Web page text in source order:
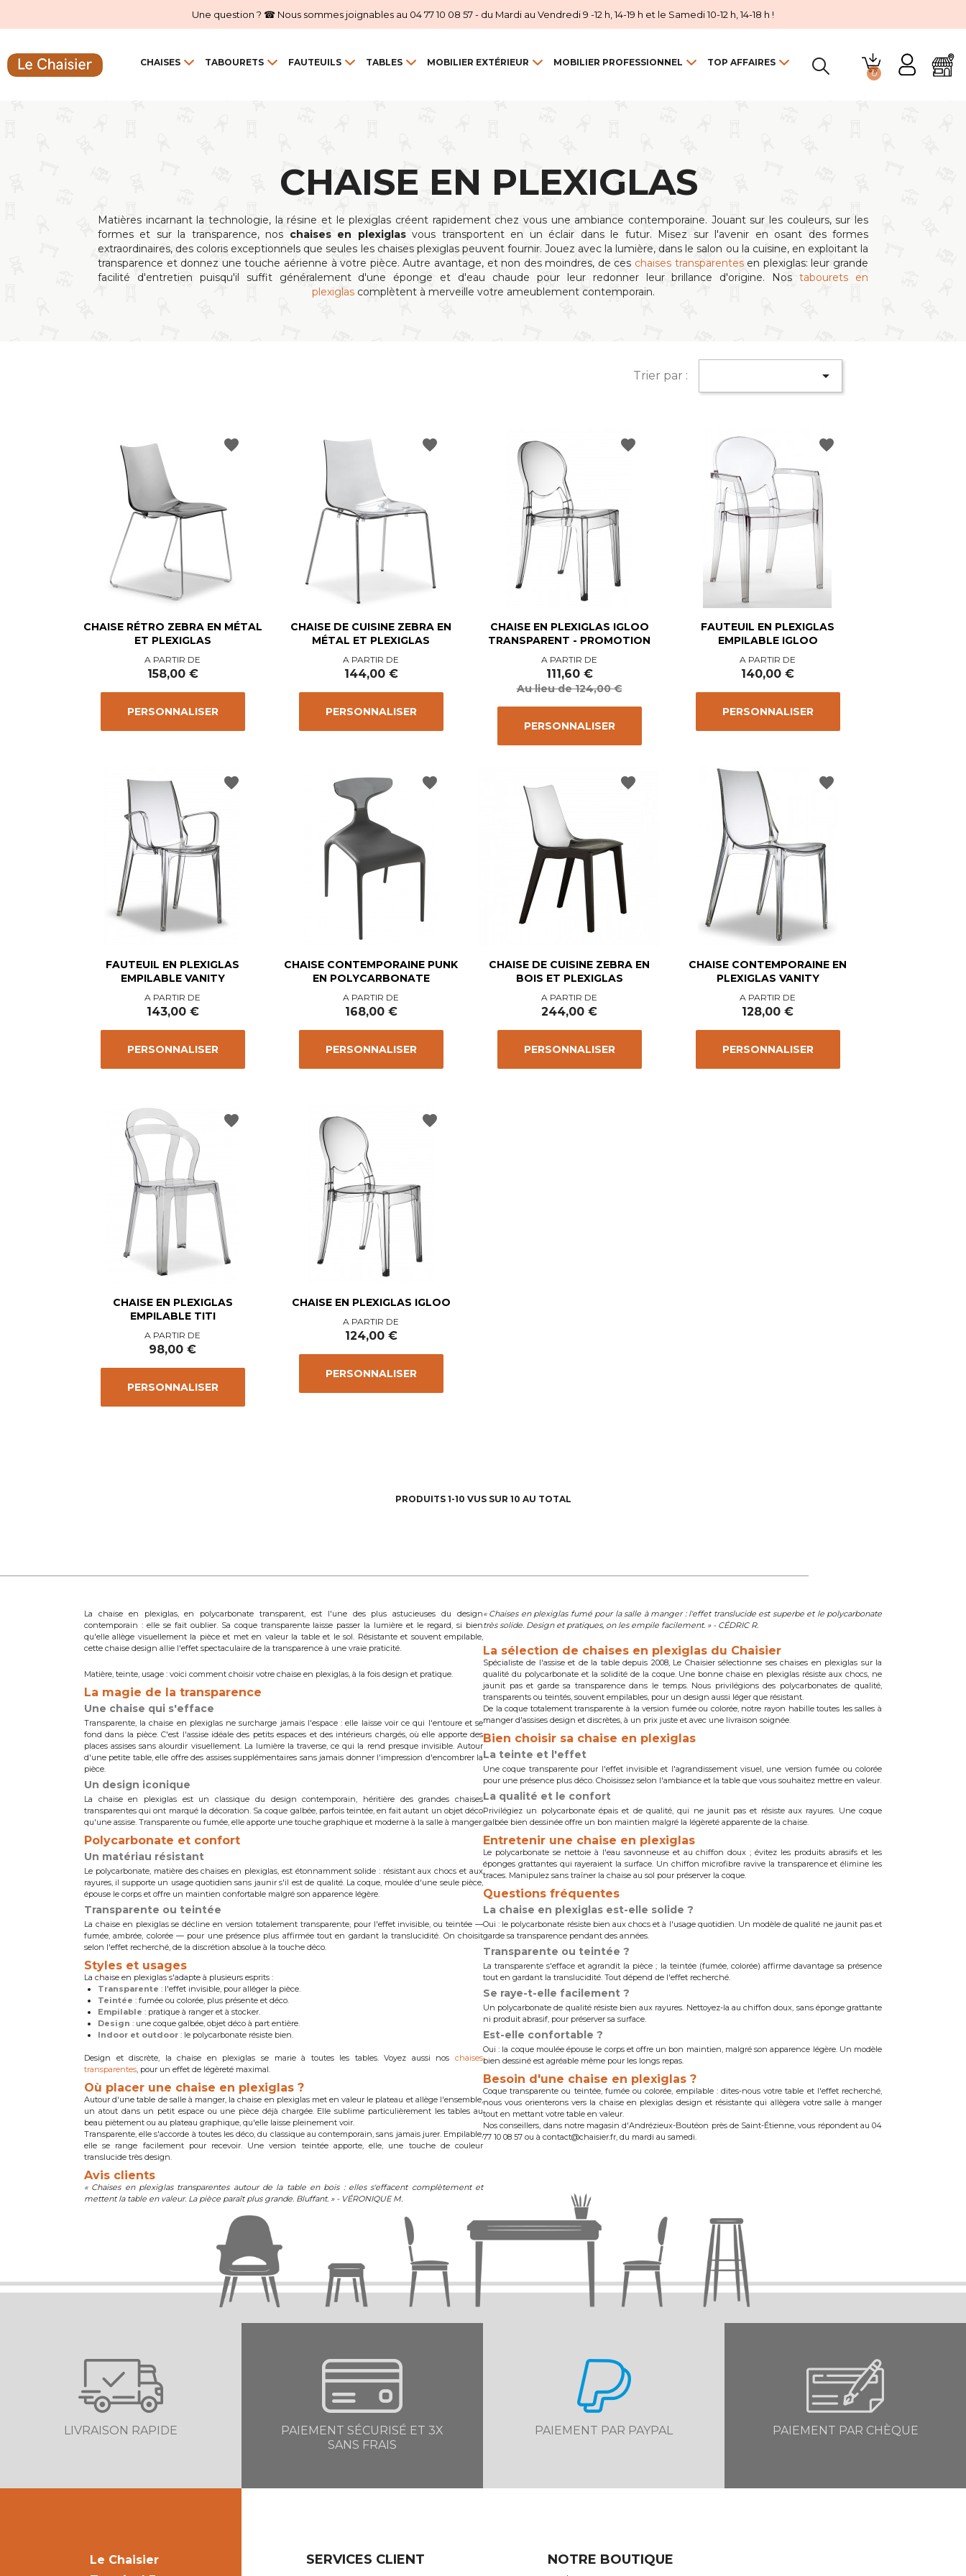
Une question ? ☎ Nous sommes joignables au 04 77 10 08 57 - du Mardi au Vendredi 9 -12 h, 14-19 h et le Samedi 10-12 h, 14-18 h !
CHAISES TABOURETS FAUTEUILS TABLES MOBILIER EXTÉRIEUR MOBILIER PROFESSIONNEL TOP AFFAIRES
0
CHAISE EN PLEXIGLAS
Matières incarnant la technologie, la résine et le plexiglas créent rapidement chez vous une ambiance contemporaine. Jouant sur les couleurs, sur les
formes et sur la transparence, nos chaises en plexiglasvous transportent en un éclair dans le futur. Misez sur l'avenir en osant des formes
extraordinaires, des coloris exceptionnels que seules les chaises plexiglas peuvent fournir. Jouez avec la lumière, dans le salon ou la cuisine, en exploitant la
transparence et donnez une touche aérienne à votre pièce. Autre avantage, et non des moindres, de ces chaises transparentesen plexiglas: leur grande
facilité d'entretien puisqu'il suffit généralement d'une éponge et d'eau chaude pour leur redonner leur brillance d'origine. Nostabourets en
plexiglascomplètent à merveille votre ameublement contemporain.
Trier par : 
CHAISE RÉTRO ZEBRA EN MÉTAL
ET PLEXIGLAS
Prix
A PARTIR DE
158,00 €
PERSONNALISER
favorite
CHAISE DE CUISINE ZEBRA EN
MÉTAL ET PLEXIGLAS
Prix
A PARTIR DE
144,00 €
PERSONNALISER
favorite
CHAISE EN PLEXIGLAS IGLOO
TRANSPARENT - PROMOTION
Prix
de
base
Prix
A PARTIR DE
111,60 €
Au lieu de 124,00 €
PERSONNALISER
favorite
FAUTEUIL EN PLEXIGLAS
EMPILABLE IGLOO
Prix
A PARTIR DE
140,00 €
PERSONNALISER
favorite
FAUTEUIL EN PLEXIGLAS
EMPILABLE VANITY
Prix
A PARTIR DE
143,00 €
PERSONNALISER
favorite
CHAISE CONTEMPORAINE PUNK
EN POLYCARBONATE
Prix
A PARTIR DE
168,00 €
PERSONNALISER
favorite
CHAISE DE CUISINE ZEBRA EN
BOIS ET PLEXIGLAS
Prix
A PARTIR DE
244,00 €
PERSONNALISER
favorite
CHAISE CONTEMPORAINE EN
PLEXIGLAS VANITY
Prix
A PARTIR DE
128,00 €
PERSONNALISER
favorite
CHAISE EN PLEXIGLAS
EMPILABLE TITI
Prix
A PARTIR DE
98,00 €
PERSONNALISER
favorite
CHAISE EN PLEXIGLAS IGLOO
Prix
A PARTIR DE
124,00 €
PERSONNALISER
favorite
PRODUITS 1-10 VUS SUR 10 AU TOTAL
La chaise en plexiglas, en polycarbonate transparent, est l'une des plus astucieuses du design
contemporain : elle se fait oublier. Sa coque transparente laisse passer la lumière et le regard, si bien
qu'elle allège visuellement la pièce et met en valeur la table et le sol. Résistante et souvent empilable,
cette chaise design allie l'effet spectaculaire de la transparence à une vraie praticité.
Matière, teinte, usage : voici comment choisir votre chaise en plexiglas, à la fois design et pratique.
La magie de la transparence
Une chaise qui s'efface
Transparente, la chaise en plexiglas ne surcharge jamais l'espace : elle laisse voir ce qui l'entoure et se
fond dans la pièce. C'est l'assise idéale des petits espaces et des intérieurs chargés, où elle apporte des
places assises sans alourdir visuellement. La lumière la traverse, ce qui la rend presque invisible. Autour
d'une petite table, elle offre des assises supplémentaires sans jamais donner l'impression d'encombrer la
pièce.
Un design iconique
La chaise en plexiglas est un classique du design contemporain, héritière des grandes chaises
transparentes qui ont marqué la décoration. Sa coque galbée, parfois teintée, en fait autant un objet déco
qu'une assise. Transparente ou fumée, elle apporte une touche graphique et moderne à la salle à manger.
Polycarbonate et confort
Un matériau résistant
Le polycarbonate, matière des chaises en plexiglas, est étonnamment solide : résistant aux chocs et aux
rayures, il supporte un usage quotidien sans jaunir s'il est de qualité. La coque, moulée d'une seule pièce,
épouse le corps et offre un maintien confortable malgré son apparence légère.
Transparente ou teintée
La chaise en plexiglas se décline en version totalement transparente, pour l'effet invisible, ou teintée —
fumée, ambrée, colorée — pour une présence plus affirmée tout en gardant la translucidité. On choisit
selon l'effet recherché, de la discrétion absolue à la touche déco.
Styles et usages
La chaise en plexiglas s'adapte à plusieurs esprits :
Transparente : l'effet invisible, pour alléger la pièce.
Teintée : fumée ou colorée, plus présente et déco.
Empilable : pratique à ranger et à stocker.
Design : une coque galbée, objet déco à part entière.
Indoor et outdoor : le polycarbonate résiste bien.
Design et discrète, la chaise en plexiglas se marie à toutes les tables. Voyez aussi nos chaises
transparentes, pour un effet de légèreté maximal.
Où placer une chaise en plexiglas ?
Autour d'une table de salle à manger, la chaise en plexiglas met en valeur le plateau et allège l'ensemble,
un atout dans un petit espace ou une pièce déjà chargée. Elle sublime particulièrement les tables au
beau piètement ou au plateau graphique, qu'elle laisse pleinement voir.
Transparente, elle s'accorde à toutes les déco, du classique au contemporain, sans jamais jurer. Empilable,
elle se range facilement pour recevoir. Une version teintée apporte, elle, une touche de couleur
translucide très design.
Avis clients
« Chaises en plexiglas transparentes autour de la table en bois : elles s'effacent complètement et
mettent la table en valeur. La pièce paraît plus grande. Bluffant. » - VÉRONIQUE M.
« Chaises en plexiglas fumé pour la salle à manger : l'effet translucide est superbe et le polycarbonate
très solide. Design et pratiques, on les empile facilement. » - CÉDRIC R.
La sélection de chaises en plexiglas du Chaisier
Spécialiste de l'assise et de la table depuis 2008, Le Chaisier sélectionne ses chaises en plexiglas sur la
qualité du polycarbonate et la solidité de la coque. Une bonne chaise en plexiglas résiste aux chocs, ne
jaunit pas et garde sa transparence dans le temps. Nous privilégions des polycarbonates de qualité,
transparents ou teintés, souvent empilables, pour un design aussi léger que résistant.
De la coque totalement transparente à la version fumée ou colorée, notre rayon habille toutes les salles à
manger d'assises design et discrètes, à un prix juste et avec une livraison soignée.
Bien choisir sa chaise en plexiglas
La teinte et l'effet
Une coque transparente pour l'effet invisible et l'agrandissement visuel, une version fumée ou colorée
pour une présence plus déco. Choisissez selon l'ambiance et la table que vous souhaitez mettre en valeur.
La qualité et le confort
Privilégiez un polycarbonate épais et de qualité, qui ne jaunit pas et résiste aux rayures. Une coque
galbée bien dessinée offre un bon maintien malgré la légèreté apparente de la chaise.
Entretenir une chaise en plexiglas
Le polycarbonate se nettoie à l'eau savonneuse et au chiffon doux ; évitez les produits abrasifs et les
éponges grattantes qui rayeraient la surface. Un chiffon microfibre ravive la transparence et élimine les
traces. Manipulez sans traîner la chaise au sol pour préserver la coque.
Questions fréquentes
La chaise en plexiglas est-elle solide ?
Oui : le polycarbonate résiste bien aux chocs et à l'usage quotidien. Un modèle de qualité ne jaunit pas et
garde sa transparence pendant des années.
Transparente ou teintée ?
La transparente s'efface et agrandit la pièce ; la teintée (fumée, colorée) affirme davantage sa présence
tout en gardant la translucidité. Tout dépend de l'effet recherché.
Se raye-t-elle facilement ?
Un polycarbonate de qualité résiste bien aux rayures. Nettoyez-la au chiffon doux, sans éponge grattante
ni produit abrasif, pour préserver sa surface.
Est-elle confortable ?
Oui : la coque moulée épouse le corps et offre un bon maintien, malgré son apparence légère. Un modèle
bien dessiné est agréable même pour les longs repas.
Besoin d'une chaise en plexiglas ?
Coque transparente ou teintée, fumée ou colorée, empilable : dites-nous votre table et l'effet recherché,
nous vous orienterons vers la chaise en plexiglas design et résistante qui allègera votre salle à manger
tout en mettant votre table en valeur.
Nos conseillers, dans notre magasin d'Andrézieux-Boutéon près de Saint-Étienne, vous répondent au 04
77 10 08 57 ou à contact@chaisier.fr, du mardi au samedi.
LIVRAISON RAPIDE
PAIEMENT SÉCURISÉ ET 3X
SANS FRAIS
PAIEMENT PAR PAYPAL PAIEMENT PAR CHÈQUE
Le Chaisier
SERVICES CLIENT NOTRE BOUTIQUE